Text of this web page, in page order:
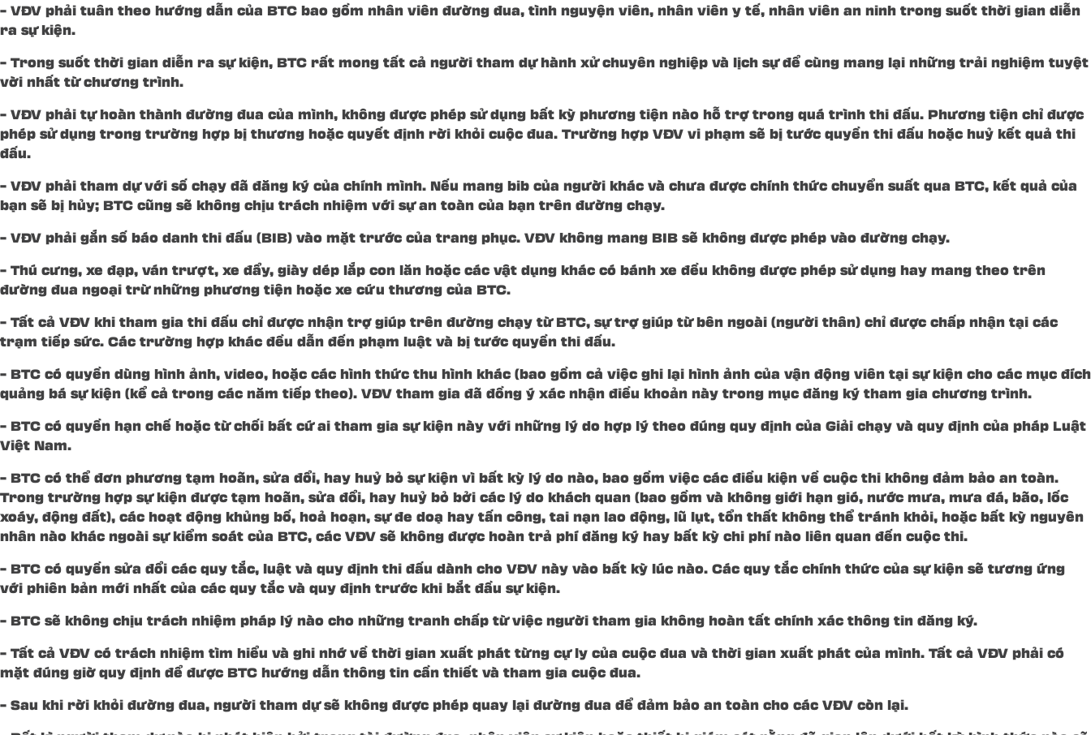
– VĐV phải tuân theo hướng dẫn của BTC bao gồm nhân viên đường đua, tình nguyện viên, nhân viên y tế, nhân viên an ninh trong suốt thời gian diễn
ra sự kiện.
– Trong suốt thời gian diễn ra sự kiện, BTC rất mong tất cả người tham dự hành xử chuyên nghiệp và lịch sự để cùng mang lại những trải nghiệm tuyệt
vời nhất từ chương trình.
– VĐV phải tự hoàn thành đường đua của mình, không được phép sử dụng bất kỳ phương tiện nào hỗ trợ trong quá trình thi đấu. Phương tiện chỉ được
phép sử dụng trong trường hợp bị thương hoặc quyết định rời khỏi cuộc đua. Trường hợp VĐV vi phạm sẽ bị tước quyền thi đấu hoặc huỷ kết quả thi
đấu.
– VĐV phải tham dự với số chạy đã đăng ký của chính mình. Nếu mang bib của người khác và chưa được chính thức chuyển suất qua BTC, kết quả của
bạn sẽ bị hủy; BTC cũng sẽ không chịu trách nhiệm với sự an toàn của bạn trên đường chạy.
– VĐV phải gắn số báo danh thi đấu (BIB) vào mặt trước của trang phục. VĐV không mang BIB sẽ không được phép vào đường chạy.
– Thú cưng, xe đạp, ván trượt, xe đẩy, giày dép lắp con lăn hoặc các vật dụng khác có bánh xe đều không được phép sử dụng hay mang theo trên
đường đua ngoại trừ những phương tiện hoặc xe cứu thương của BTC.
– Tất cả VĐV khi tham gia thi đấu chỉ được nhận trợ giúp trên đường chạy từ BTC, sự trợ giúp từ bên ngoài (người thân) chỉ được chấp nhận tại các
trạm tiếp sức. Các trường hợp khác đều dẫn đến phạm luật và bị tước quyền thi đấu.
– BTC có quyền dùng hình ảnh, video, hoặc các hình thức thu hình khác (bao gồm cả việc ghi lại hình ảnh của vận động viên tại sự kiện cho các mục đích
quảng bá sự kiện (kể cả trong các năm tiếp theo). VĐV tham gia đã đồng ý xác nhận điều khoản này trong mục đăng ký tham gia chương trình.
– BTC có quyền hạn chế hoặc từ chối bất cứ ai tham gia sự kiện này với những lý do hợp lý theo đúng quy định của Giải chạy và quy định của pháp Luật
Việt Nam.
– BTC có thể đơn phương tạm hoãn, sửa đổi, hay huỷ bỏ sự kiện vì bất kỳ lý do nào, bao gồm việc các điều kiện về cuộc thi không đảm bảo an toàn.
Trong trường hợp sự kiện được tạm hoãn, sửa đổi, hay huỷ bỏ bởi các lý do khách quan (bao gồm và không giới hạn gió, nước mưa, mưa đá, bão, lốc
xoáy, động đất), các hoạt động khủng bố, hoả hoạn, sự đe doạ hay tấn công, tai nạn lao động, lũ lụt, tổn thất không thể tránh khỏi, hoặc bất kỳ nguyên
nhân nào khác ngoài sự kiểm soát của BTC, các VĐV sẽ không được hoàn trả phí đăng ký hay bất kỳ chi phí nào liên quan đến cuộc thi.
– BTC có quyền sửa đổi các quy tắc, luật và quy định thi đấu dành cho VĐV này vào bất kỳ lúc nào. Các quy tắc chính thức của sự kiện sẽ tương ứng
với phiên bản mới nhất của các quy tắc và quy định trước khi bắt đầu sự kiện.
– BTC sẽ không chịu trách nhiệm pháp lý nào cho những tranh chấp từ việc người tham gia không hoàn tất chính xác thông tin đăng ký.
– Tất cả VĐV có trách nhiệm tìm hiểu và ghi nhớ về thời gian xuất phát từng cự ly của cuộc đua và thời gian xuất phát của mình. Tất cả VĐV phải có
mặt đúng giờ quy định để được BTC hướng dẫn thông tin cần thiết và tham gia cuộc đua.
– Sau khi rời khỏi đường đua, người tham dự sẽ không được phép quay lại đường đua để đảm bảo an toàn cho các VĐV còn lại.